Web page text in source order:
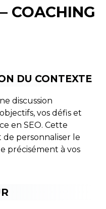
COACHING
DU CONTEXTE
discussion
vos défis et
en SEO. Cette
personnaliser le
précisément à vos